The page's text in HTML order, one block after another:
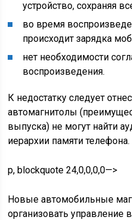
устройство, сохраняя
во время
происходит зарядка
нет необходимости
воспроизведения.
К недостатку следует
автомагнитолы
выпуска) не могут найти
иерархии памяти телефона.
p, blockquote 24,0,0,0,0—>
Новые автомобильные
организовать управление